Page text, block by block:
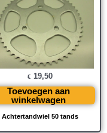
Achtertandwiel 50 tands
€ 19,50
Toevoegen aan
winkelwagen